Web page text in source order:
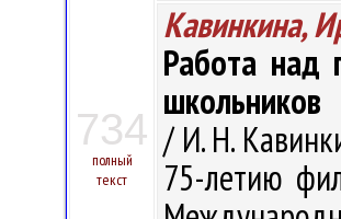
734
полный
текст
Кавинкина,
Работа над
школьников
/ И. Н.
75-летию